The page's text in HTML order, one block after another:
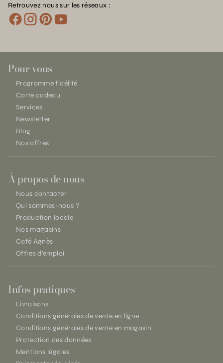
Retrouvez nous sur les réseaux :
Pour vous
Programme fidélité
Carte cadeau
Services
Newsletter
Blog
Nos offres
À propos de nous
Nous contacter
Qui sommes-nous ?
Production locale
Nos magasins
Café Agnès
Offres d'emploi
Infos pratiques
Livraisons
Conditions générales de vente en ligne
Conditions générales de vente en magasin
Protection des données
Mentions légales